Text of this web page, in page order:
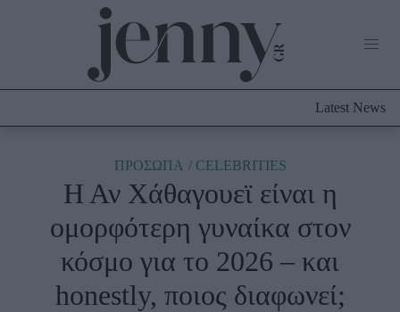
Culture
Fashion
Shopping
Styling Tips
Latest News
ΠΡΟΣΩΠΑ CELEBRITIES
Η Αν Χάθαγουεϊ είναι η
ομορφότερη γυναίκα στον
κόσμο για το 2026 – και
honestly, ποιος διαφωνεί;